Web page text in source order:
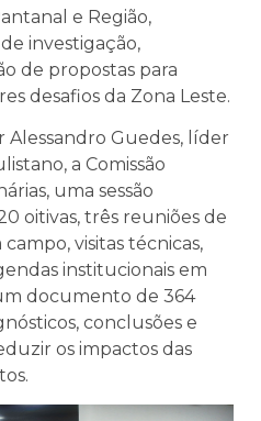
e Região,
investigação,
de propostas para
desafios da Zona Leste.
Alessandro Guedes, líder
a Comissão
uma sessão
oitivas, três reuniões de
visitas técnicas,
institucionais em
documento de 364
conclusões e
os impactos das